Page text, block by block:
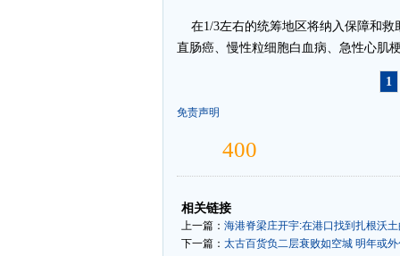
在1/3左右的统筹地区将纳入保障和救
直肠癌、慢性粒细胞白血病、急性心肌
1
免责声明
-
相关链接
上一篇： 海港脊梁庄开宇:在港口找到扎根沃
下一篇： 太古百货负二层衰败如空城 明年或